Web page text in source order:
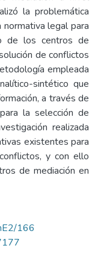
la problemática
legal para
de los centros de
de conflictos
empleada
sintético que
a través de
la selección de
realizada
existentes para
y con ello
de mediación en
166